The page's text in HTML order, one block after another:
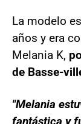
La modelo
años y era
Melania K,
de Basse-
"Melania
fantástica y